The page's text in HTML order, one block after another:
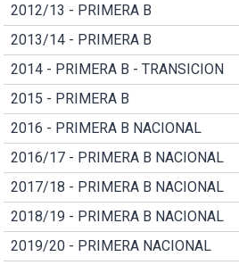
2012/13 - PRIMERA B
2013/14 - PRIMERA B
2014 - PRIMERA B - TRANSICION
2015 - PRIMERA B
2016 - PRIMERA B NACIONAL
2016/17 - PRIMERA B NACIONAL
2017/18 - PRIMERA B NACIONAL
2018/19 - PRIMERA B NACIONAL
2019/20 - PRIMERA NACIONAL